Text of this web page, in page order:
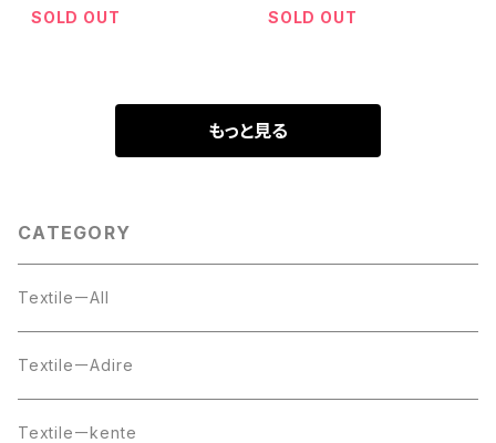
SOLD OUT
SOLD OUT
もっと見る
CATEGORY
TextileーAll
TextileーAdire
Textileーkente